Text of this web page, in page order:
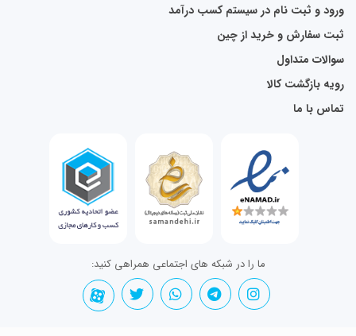
ورود و ثبت نام در سیستم کسب درآمد
ثبت سفارش و خرید از چین
سوالات متداول
رویه بازگشت کالا
تماس با ما
ما را در شبکه های اجتماعی همراهی کنید: